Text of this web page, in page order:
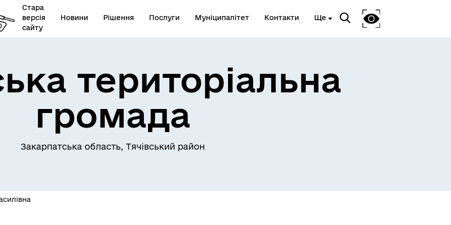
Стара
версія
сайту
Новини Рішення Послуги Муніципалітет Контакти Ще
територіальна
громада
Закарпатська область, Тячівський район